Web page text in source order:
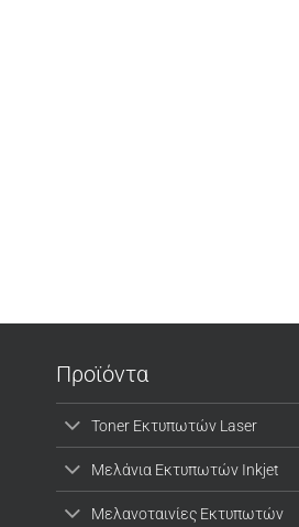
Προϊόντα
Toner Εκτυπωτών Laser
Μελάνια Εκτυπωτών Inkjet
Μελανοταινίες Εκτυπωτών